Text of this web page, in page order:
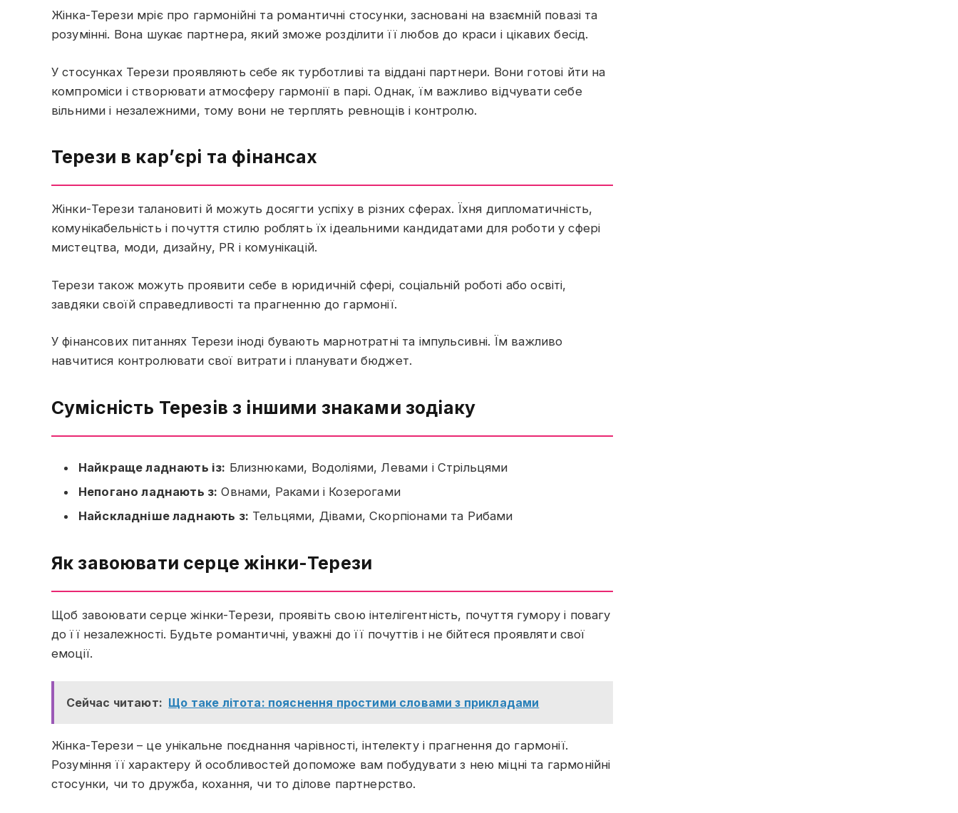
Жінка-Терези мріє про гармонійні та романтичні стосунки, засновані на взаємній повазі та
розумінні. Вона шукає партнера, який зможе розділити її любов до краси і цікавих бесід.
У стосунках Терези проявляють себе як турботливі та віддані партнери. Вони готові йти на
компроміси і створювати атмосферу гармонії в парі. Однак, їм важливо відчувати себе
вільними і незалежними, тому вони не терплять ревнощів і контролю.
Терези в кар’єрі та фінансах
Жінки-Терези талановиті й можуть досягти успіху в різних сферах. Їхня дипломатичність,
комунікабельність і почуття стилю роблять їх ідеальними кандидатами для роботи у сфері
мистецтва, моди, дизайну, PR і комунікацій.
Терези також можуть проявити себе в юридичній сфері, соціальній роботі або освіті,
завдяки своїй справедливості та прагненню до гармонії.
У фінансових питаннях Терези іноді бувають марнотратні та імпульсивні. Їм важливо
навчитися контролювати свої витрати і планувати бюджет.
Сумісність Терезів з іншими знаками зодіаку
Найкраще ладнають із: Близнюками, Водоліями, Левами і Стрільцями
Непогано ладнають з: Овнами, Раками і Козерогами
Найскладніше ладнають з: Тельцями, Дівами, Скорпіонами та Рибами
Як завоювати серце жінки-Терези
Щоб завоювати серце жінки-Терези, проявіть свою інтелігентність, почуття гумору і повагу
до її незалежності. Будьте романтичні, уважні до її почуттів і не бійтеся проявляти свої
емоції.
Сейчас читают: Що таке літота: пояснення простими словами з прикладами
Жінка-Терези – це унікальне поєднання чарівності, інтелекту і прагнення до гармонії.
Розуміння її характеру й особливостей допоможе вам побудувати з нею міцні та гармонійні
стосунки, чи то дружба, кохання, чи то ділове партнерство.